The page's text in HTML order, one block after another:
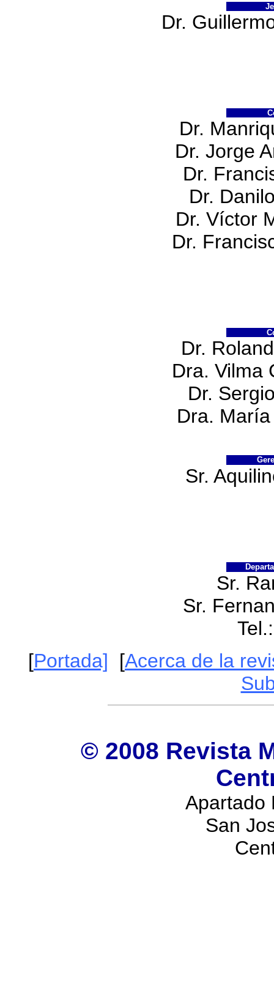
Dr.
Dr.
Dr. Jorge
Dr.
Dr.
Dr. Víctor
Dr.
Dr.
Dra. Vilma
Dr.
Dra.
Sr.
Sr.
Sr.
[Portada] [Acerca de la
© 2008 Revista
Apartado
San